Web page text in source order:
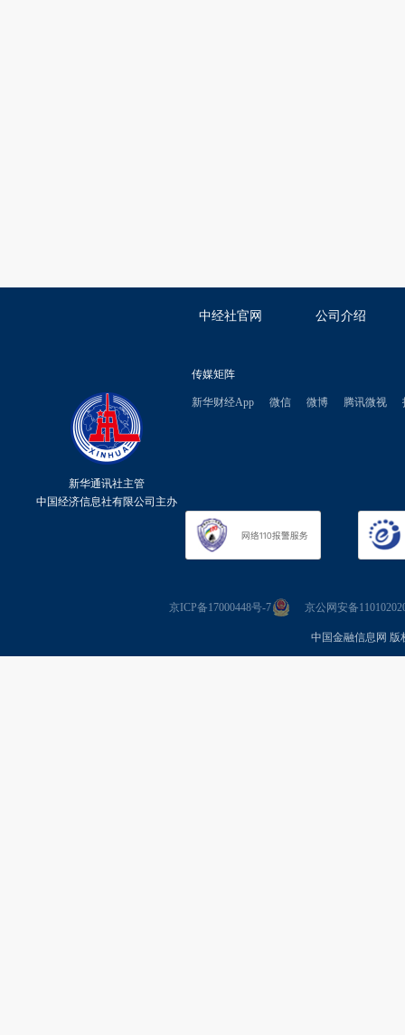
中经社官网 公司介绍
新华通讯社主管
中国经济信息社有限公司主办
传媒矩阵
新华财经App 微信 微博 腾讯微视
京ICP备17000448号-7 京公网安备
中国金融信息网 版